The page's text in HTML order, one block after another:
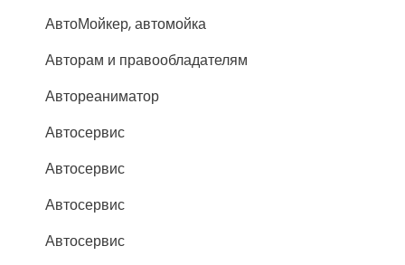
АвтоМойкер, автомойка
Авторам и правообладателям
Автореаниматор
Автосервис
Автосервис
Автосервис
Автосервис